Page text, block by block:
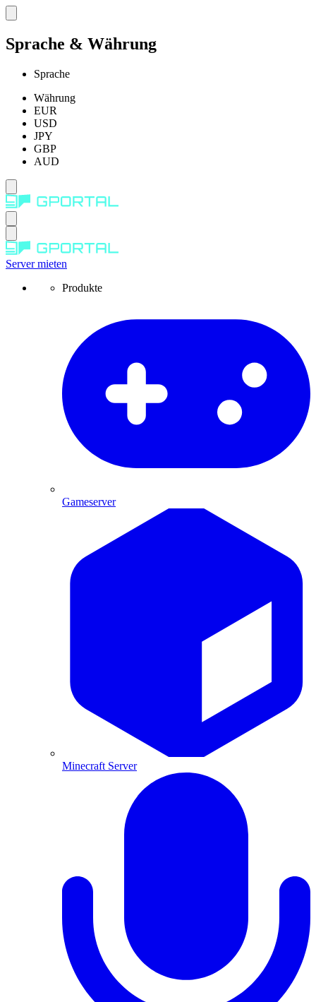
Sprache & Währung
Sprache
Währung
EUR
USD
JPY
GBP
AUD
Server mieten
Produkte
Gameserver
Minecraft Server